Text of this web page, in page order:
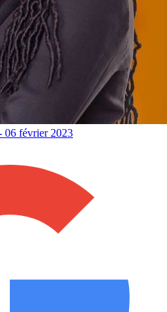
06 février 2023